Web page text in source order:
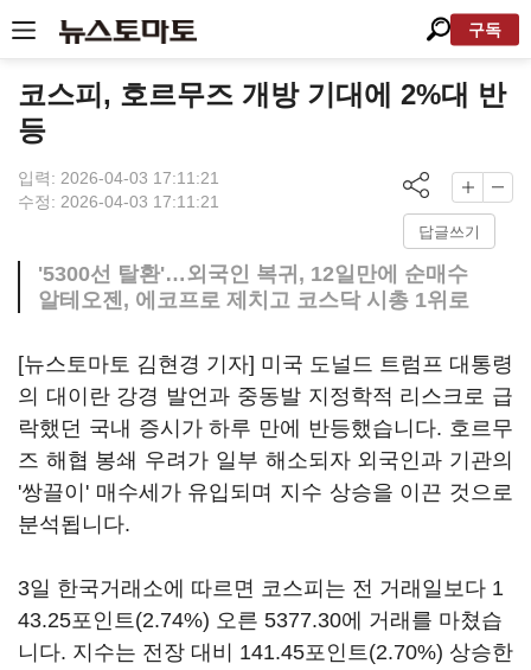
구독
코스피, 호르무즈 개방 기대에 2%대 반
등
입력: 2026-04-03 17:11:21
수정: 2026-04-03 17:11:21
답글쓰기
'5300선 탈환'…외국인 복귀, 12일만에 순매수
알테오젠, 에코프로 제치고 코스닥 시총 1위로
[뉴스토마토 김현경 기자] 미국 도널드 트럼프 대통령
의 대이란 강경 발언과 중동발 지정학적 리스크로 급
락했던 국내 증시가 하루 만에 반등했습니다. 호르무
즈 해협 봉쇄 우려가 일부 해소되자 외국인과 기관의
'쌍끌이' 매수세가 유입되며 지수 상승을 이끈 것으로
분석됩니다.
3일 한국거래소에 따르면 코스피는 전 거래일보다 1
43.25포인트(2.74%) 오른 5377.30에 거래를 마쳤습
니다. 지수는 전장 대비 141.45포인트(2.70%) 상승한